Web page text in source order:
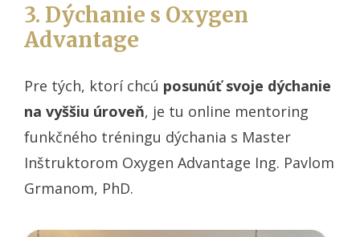
3. Dýchanie s Oxygen
Advantage
Pre tých, ktorí chcú posunúť svoje dýchanie
na vyššiu úroveň, je tu online mentoring
funkčného tréningu dýchania s Master
Inštruktorom Oxygen Advantage Ing. Pavlom
Grmanom, PhD.